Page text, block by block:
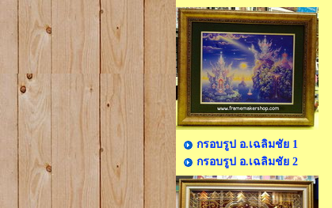
กรอบรูป อ.เฉลิมชัย 1
กรอบรูป อ.เฉลิมชัย 2